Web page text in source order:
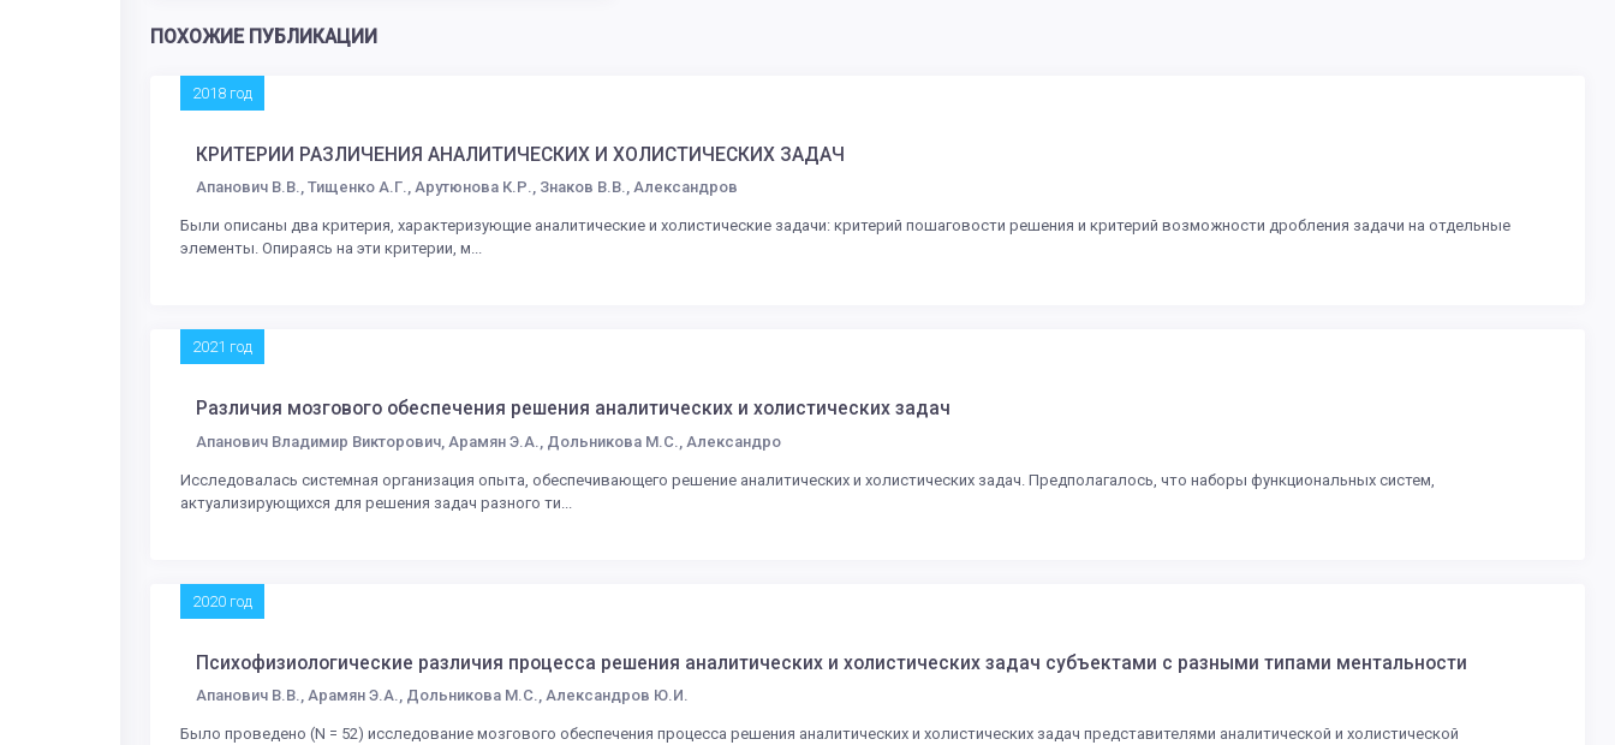
ПОХОЖИЕ ПУБЛИКАЦИИ
2018 год
КРИТЕРИИ РАЗЛИЧЕНИЯ АНАЛИТИЧЕСКИХ И ХОЛИСТИЧЕСКИХ ЗАДАЧ
Апанович В.В., Тищенко А.Г., Арутюнова К.Р., Знаков В.В., Александров
Были описаны два критерия, характеризующие аналитические и холистические задачи: критерий пошаговости решения и критерий возможности дробления задачи на отдельные
элементы. Опираясь на эти критерии, м...
2021 год
Различия мозгового обеспечения решения аналитических и холистических задач
Апанович Владимир Викторович, Арамян Э.А., Дольникова М.С., Александро
Исследовалась системная организация опыта, обеспечивающего решение аналитических и холистических задач. Предполагалось, что наборы функциональных систем,
актуализирующихся для решения задач разного ти...
2020 год
Психофизиологические различия процесса решения аналитических и холистических задач субъектами с разными типами ментальности
Апанович В.В., Арамян Э.А., Дольникова М.С., Александров Ю.И.
Было проведено (N = 52) исследование мозгового обеспечения процесса решения аналитических и холистических задач представителями аналитической и холистической